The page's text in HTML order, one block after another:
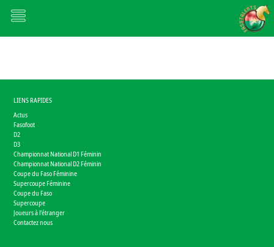
LIENS RAPIDES
Actus
Fasofoot
D2
D3
Championnat National D1 Féminin
Championnat National D2 Féminin
Coupe du Faso Féminine
Supercoupe Féminine
Coupe du Faso
Supercoupe
Joueurs à l'étranger
Contactez nous